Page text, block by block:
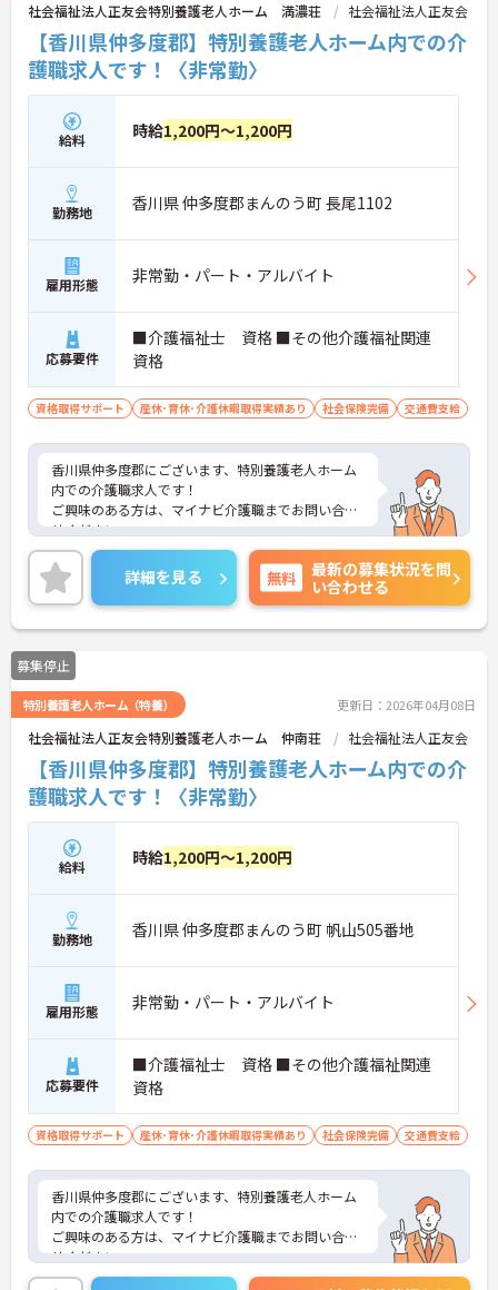
社会福祉法人正友会特別養護老人ホーム 満濃荘 社会福祉法人正友会
【香川県仲多度郡】特別養護老人ホーム内での介
護職求人です！〈非常勤〉
給料 時給1,200円～1,200円
勤務地 香川県 仲多度郡まんのう町 長尾1102
雇用形態 非常勤・パート・アルバイト
応募要件
■介護福祉士 資格 ■その他介護福祉関連
資格
資格取得サポート 産休･育休･介護休暇取得実績あり 社会保険完備 交通費支給
香川県仲多度郡にございます、特別養護老人ホーム
内での介護職求人です！
ご興味のある方は、マイナビ介護職までお問い合わ
せください。
詳細を見る 無料
最新の募集状況を問
い合わせる
募集停止
特別養護老人ホーム（特養） 更新日：2026年04月08日
社会福祉法人正友会特別養護老人ホーム 仲南荘 社会福祉法人正友会
【香川県仲多度郡】特別養護老人ホーム内での介
護職求人です！〈非常勤〉
給料 時給1,200円～1,200円
勤務地 香川県 仲多度郡まんのう町 帆山505番地
雇用形態 非常勤・パート・アルバイト
応募要件
■介護福祉士 資格 ■その他介護福祉関連
資格
資格取得サポート 産休･育休･介護休暇取得実績あり 社会保険完備 交通費支給
香川県仲多度郡にございます、特別養護老人ホーム
内での介護職求人です！
ご興味のある方は、マイナビ介護職までお問い合わ
せください。